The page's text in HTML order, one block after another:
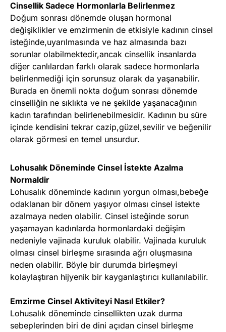
Cinsellik Sadece Hormonlarla Belirlenmez
Doğum sonrası dönemde oluşan hormonal
değişiklikler ve emzirmenin de etkisiyle kadının cinsel
isteğinde,uyarılmasında ve haz almasında bazı
sorunlar olabilmektedir,ancak cinsellik insanlarda
diğer canlılardan farklı olarak sadece hormonlarla
belirlenmediği için sorunsuz olarak da yaşanabilir.
Burada en önemli nokta doğum sonrası dönemde
cinselliğin ne sıklıkta ve ne şekilde yaşanacağının
kadın tarafından belirlenebilmesidir. Kadının bu süre
içinde kendisini tekrar cazip,güzel,sevilir ve beğenilir
olarak görmesi en temel unsurdur.
Lohusalık Döneminde Cinsel İstekte Azalma
Normaldir
Lohusalık döneminde kadının yorgun olması,bebeğe
odaklanan bir dönem yaşıyor olması cinsel istekte
azalmaya neden olabilir. Cinsel isteğinde sorun
yaşamayan kadınlarda hormonlardaki değişim
nedeniyle vajinada kuruluk olabilir. Vajinada kuruluk
olması cinsel birleşme sırasında ağrı oluşmasına
neden olabilir. Böyle bir durumda birleşmeyi
kolaylaştıran hijyenik bir kayganlaştırıcı kullanılabilir.
Emzirme Cinsel Aktiviteyi Nasıl Etkiler?
Lohusalık döneminde cinsellikten uzak durma
sebeplerinden biri de dini açıdan cinsel birleşme